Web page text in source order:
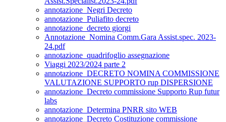
annotazione_Negri Decreto
annotazione_Puliafito decreto
annotazione_decreto giorgi
Annotazione_Nomina Comm.Gara Assist.spec. 2023-
24.pdf
annotazione_quadrifoglio assegnazione
Viaggi 2023/2024 parte 2
annotazione_DECRETO NOMINA COMMISSIONE
VALUTAZIONE SUPPORTO rup DISPERSIONE
annotazione_Decreto commissione Supporto Rup futur
labs
annotazione_Determina PNRR sito WEB
annotazione_Decreto Costituzione commissione